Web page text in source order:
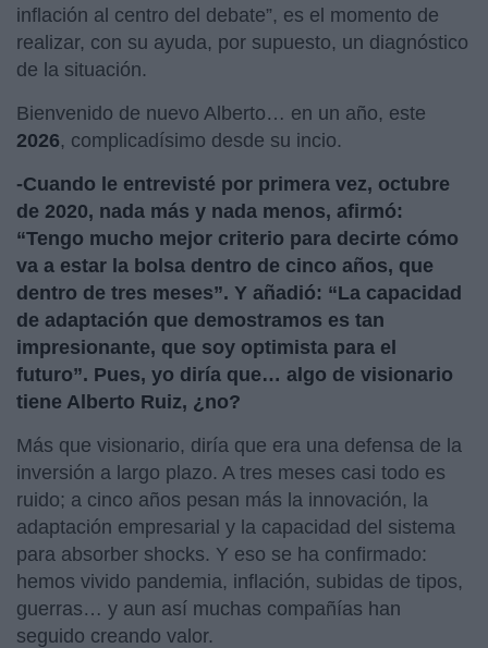
inflación al centro del debate”, es el momento de
realizar, con su ayuda, por supuesto, un diagnóstico
de la situación.
Bienvenido de nuevo Alberto… en un año, este
2026, complicadísimo desde su incio.
-Cuando le entrevisté por primera vez, octubre
de 2020, nada más y nada menos, afirmó:
“Tengo mucho mejor criterio para decirte cómo
va a estar la bolsa dentro de cinco años, que
dentro de tres meses”. Y añadió: “La capacidad
de adaptación que demostramos es tan
impresionante, que soy optimista para el
futuro”. Pues, yo diría que… algo de visionario
tiene Alberto Ruiz, ¿no?
Más que visionario, diría que era una defensa de la
inversión a largo plazo. A tres meses casi todo es
ruido; a cinco años pesan más la innovación, la
adaptación empresarial y la capacidad del sistema
para absorber shocks. Y eso se ha confirmado:
hemos vivido pandemia, inflación, subidas de tipos,
guerras… y aun así muchas compañías han
seguido creando valor.